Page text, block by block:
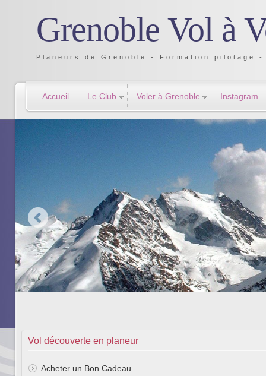
Grenoble Vol à
Planeurs de Grenoble - Formation
Accueil Le Club Voler à Grenoble Instagram
Vol découverte en planeur
Acheter un Bon Cadeau